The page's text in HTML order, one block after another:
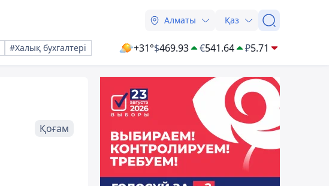
Алматы Қаз
#Халық бухгалтері +31°$469.93 €541.64 ₽5.71
Қоғам